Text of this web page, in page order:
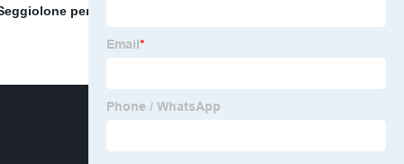
per l'alimentazione del bambino